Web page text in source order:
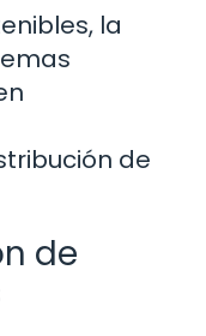
la
de
de